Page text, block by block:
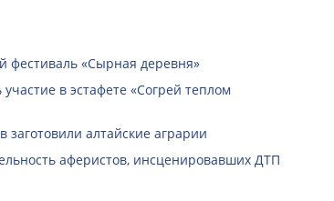
фестиваль «Сырная деревня»
в эстафете «Согрей теплом
алтайские аграрии
аферистов, инсценировавших ДТП